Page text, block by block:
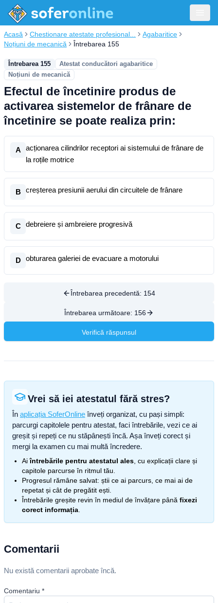
Acasă Chestionare atestate profesional...
Agabaritice
Noțiuni de mecanică
Întrebarea 155
Întrebarea 155
Atestat conducători agabaritice
Noțiuni de mecanică
Efectul de încetinire produs de
activarea sistemelor de frânare de
încetinire se poate realiza prin:
A
acționarea cilindrilor receptori ai sistemului de frânare de
la roțile motrice
B creșterea presiunii aerului din circuitele de frânare
C debreiere și ambreiere progresivă
D obturarea galeriei de evacuare a motorului
Întrebarea precedentă: 154
Întrebarea următoare: 156
Verifică răspunsul
Vrei să iei atestatul fără stres?
În aplicația SoferOnline înveți organizat, cu pași simpli:
parcurgi capitolele pentru atestat, faci întrebările, vezi ce ai
greșit și repeți ce nu stăpânești încă. Așa înveți corect și
mergi la examen cu mai multă încredere.
Aiîntrebările pentru atestatul ales , cu explicații clare și
capitole parcurse în ritmul tău.
Progresul rămâne salvat: știi ce ai parcurs, ce mai ai de
repetat și cât de pregătit ești.
Întrebările greșite revin în mediul de învățare până fixezi
corect informația
Comentarii
Nu există comentarii aprobate încă.
Comentariu *